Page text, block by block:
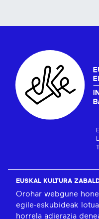
EUSKAL KULTURA
Orohar webgune
egile-eskubideak
horrela adierazia